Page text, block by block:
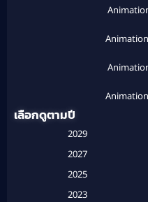
เลือกดูตามปี
2029
2027
2025
2023